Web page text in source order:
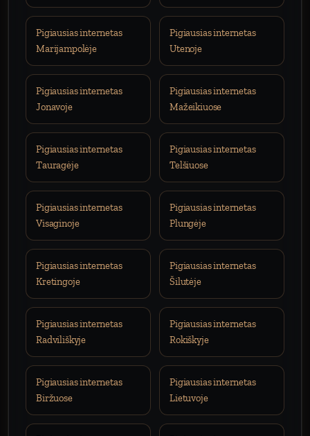
Pigiausias internetas
Marijampolėje
Pigiausias internetas
Utenoje
Pigiausias internetas
Jonavoje
Pigiausias internetas
Mažeikiuose
Pigiausias internetas
Tauragėje
Pigiausias internetas
Telšiuose
Pigiausias internetas
Visaginoje
Pigiausias internetas
Plungėje
Pigiausias internetas
Kretingoje
Pigiausias internetas
Šilutėje
Pigiausias internetas
Radviliškyje
Pigiausias internetas
Rokiškyje
Pigiausias internetas
Biržuose
Pigiausias internetas
Lietuvoje